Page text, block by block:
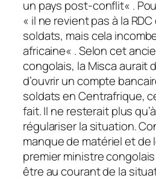
un pays post-conflit« .
« il ne revient pas à la
soldats, mais cela
africaine« . Selon cet
congolais, la Misca aurait
d’ouvrir un compte
soldats en Centrafrique,
fait. Il ne resterait plus
régulariser la situation.
manque de matériel et
premier ministre
être au courant de la